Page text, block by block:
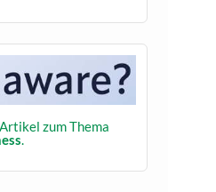
zum Thema
.